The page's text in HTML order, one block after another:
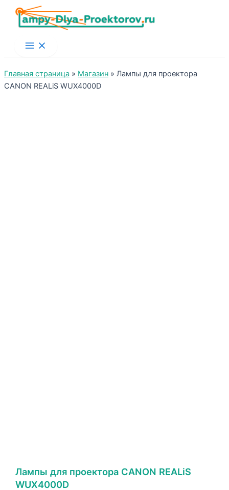
Main
Menu
Главная страница » Магазин » Лампы для проектора
CANON REALiS WUX4000D
Лампы для проектора CANON REALiS
WUX4000D